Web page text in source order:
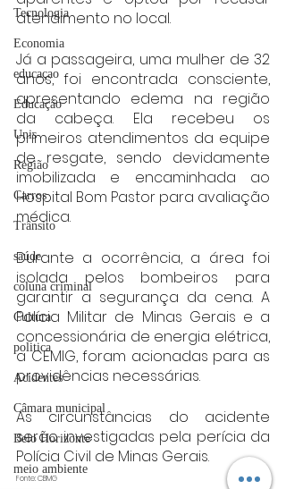
Tecnologia
Economia
educaçao
Educação
Unis
Região
Carros
Trânsito
saúde
coluna criminal
Cultura
politica
Acidentes
Câmara municipal
Belo Horizonte
meio ambiente
atendimento no local.
Já a passageira, uma mulher de 32
anos, foi encontrada consciente,
apresentando edema na região
da cabeça. Ela recebeu os
primeiros atendimentos da equipe
de resgate, sendo devidamente
imobilizada e encaminhada ao
Hospital Bom Pastor para avaliação
médica.
Durante a ocorrência, a área foi
isolada pelos bombeiros para
garantir a segurança da cena. A
Polícia Militar de Minas Gerais e a
concessionária de energia elétrica,
a CEMIG, foram acionadas para as
providências necessárias.
As circunstâncias do acidente
serão investigadas pela perícia da
Polícia Civil de Minas Gerais.
Fonte: CBMG